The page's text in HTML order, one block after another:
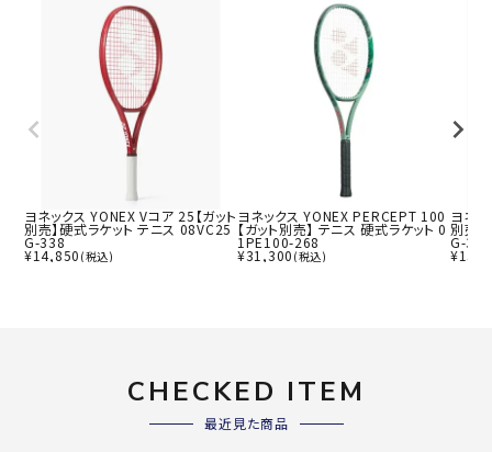
ヨネックス YONEX Vコア 25【ガット
別売】硬式ラケット テニス 08VC25
G-338
¥14,850 (税込)
ヨネックス YONEX PERCEPT 100
【ガット別売】 テニス 硬式ラケット 0
1PE100-268
¥31,300 (税込)
ヨネ
別売
G-338
¥
CHECKED ITEM
最近見た商品